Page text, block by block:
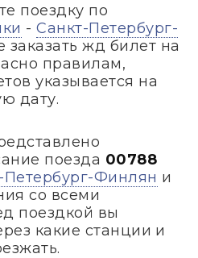
поездку по
-Санкт-Петербург-
заказать жд билет на
правилам,
указывается на
дату.
поезда 00788
Петербург-Финлян и
со всеми
поездкой вы
какие станции и